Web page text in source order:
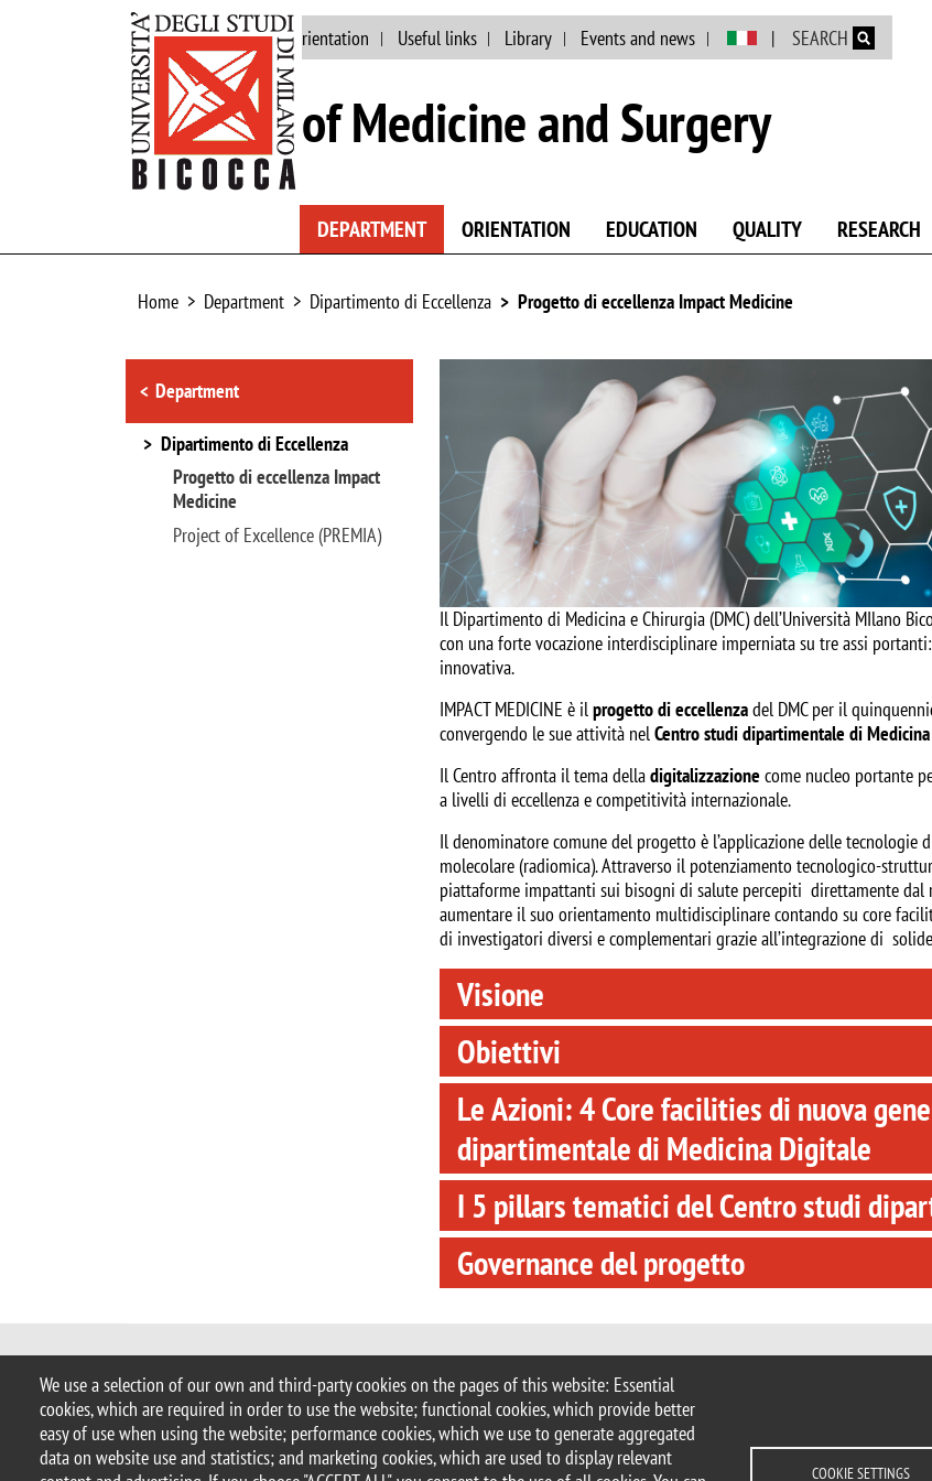
Skip to main content
We use a selection of our own and third-party cookies on the pages of this website: Essential
cookies, which are required in order to use the website; functional cookies, which provide better
easy of use when using the website; performance cookies, which we use to generate aggregated
data on website use and statistics; and marketing cookies, which are used to display relevant
COOKIE SETTINGS
Main site Staff Orientation Useful links Library Events and news SEARCH
School of Medicine and Surgery
DEPARTMENT ORIENTATION EDUCATION QUALITY RESEARCH
Home Department Dipartimento di Eccellenza Progetto di eccellenza Impact Medicine
Browse the section
Department
Dipartimento di Eccellenza
Progetto di eccellenza Impact
Medicine
Project of Excellence (PREMIA)
Il Dipartimento di Medicina e Chirurgia (DMC) dell’Università MIlano
con una forte vocazione interdisciplinare imperniata su tre assi
innovativa.
IMPACT MEDICINE è ilprogetto di eccellenzadel DMC per il
convergendo le sue attività nelCentro studi dipartimentale di
Il Centro affronta il tema delladigitalizzazione come nucleo portante
a livelli di eccellenza e competitività internazionale.
Il denominatore comune del progetto è l’applicazione delle
molecolare (radiomica). Attraverso il potenziamento tecnologico-
piattaforme impattanti sui bisogni di salute percepiti direttamente dal
aumentare il suo orientamento multidisciplinare contando su core
di investigatori diversi e complementari grazie all’integrazione di
Visione
Obiettivi
Le Azioni: 4 Core facilities di nuova
dipartimentale di Medicina Digitale
I 5 pillars tematici del Centro studi
Governance del progetto
© 2025 University of Milano-Bicocca
Piazza dell'Ateneo Nuovo, 1 - 20126, Milan
PEC address:ateneo.bicocca@pec.unimib.it
P.I. 12621570154 |redazioneweb@unimib.it